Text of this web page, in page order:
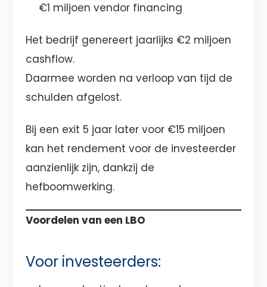
€1 miljoen vendor financing
Het bedrijf genereert jaarlijks €2 miljoen
cashflow.
Daarmee worden na verloop van tijd de
schulden afgelost.
Bij een exit 5 jaar later voor €15 miljoen
kan het rendement voor de investeerder
aanzienlijk zijn, dankzij de
hefboomwerking.
Voordelen van een LBO
Voor investeerders: